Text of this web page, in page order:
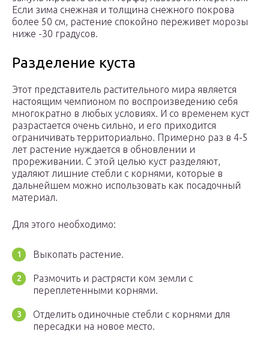
Если зима снежная и толщина снежного покрова
более 50 см, растение спокойно переживет морозы
ниже -30 градусов.
Разделение куста
Этот представитель растительного мира является
настоящим чемпионом по воспроизведению себя
многократно в любых условиях. И со временем куст
разрастается очень сильно, и его приходится
ограничивать территориально. Примерно раз в 4-5
лет растение нуждается в обновлении и
прореживании. С этой целью куст разделяют,
удаляют лишние стебли с корнями, которые в
дальнейшем можно использовать как посадочный
материал.
Для этого необходимо:
Выкопать растение.
Размочить и растрясти ком земли с
переплетенными корнями.
Отделить одиночные стебли с корнями для
пересадки на новое место.